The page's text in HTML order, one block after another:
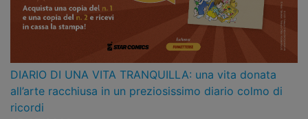
DIARIO DI UNA VITA TRANQUILLA: una vita donata
all’arte racchiusa in un preziosissimo diario colmo di
ricordi